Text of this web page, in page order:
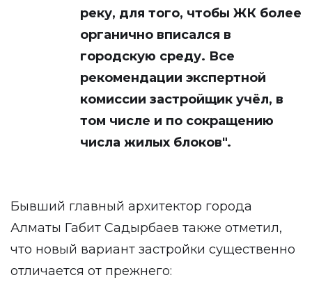
реку, для того, чтобы ЖК более
органично вписался в
городскую среду. Все
рекомендации экспертной
комиссии застройщик учёл, в
том числе и по сокращению
числа жилых блоков".
Бывший главный архитектор города
Алматы Габит Садырбаев также отметил,
что новый вариант застройки существенно
отличается от прежнего: